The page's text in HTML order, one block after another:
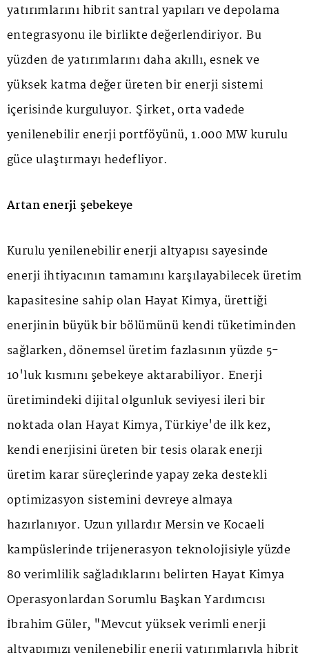
yatırımlarını hibrit santral yapıları ve depolama
entegrasyonu ile birlikte değerlendiriyor. Bu
yüzden de yatırımlarını daha akıllı, esnek ve
yüksek katma değer üreten bir enerji sistemi
içerisinde kurguluyor. Şirket, orta vadede
yenilenebilir enerji portföyünü, 1.000 MW kurulu
güce ulaştırmayı hedefliyor.
Artan enerji şebekeye
Kurulu yenilenebilir enerji altyapısı sayesinde
enerji ihtiyacının tamamını karşılayabilecek üretim
kapasitesine sahip olan Hayat Kimya, ürettiği
enerjinin büyük bir bölümünü kendi tüketiminden
sağlarken, dönemsel üretim fazlasının yüzde 5-
10'luk kısmını şebekeye aktarabiliyor. Enerji
üretimindeki dijital olgunluk seviyesi ileri bir
noktada olan Hayat Kimya, Türkiye'de ilk kez,
kendi enerjisini üreten bir tesis olarak enerji
üretim karar süreçlerinde yapay zeka destekli
optimizasyon sistemini devreye almaya
hazırlanıyor. Uzun yıllardır Mersin ve Kocaeli
kampüslerinde trijenerasyon teknolojisiyle yüzde
80 verimlilik sağladıklarını belirten Hayat Kimya
Operasyonlardan Sorumlu Başkan Yardımcısı
İbrahim Güler, "Mevcut yüksek verimli enerji